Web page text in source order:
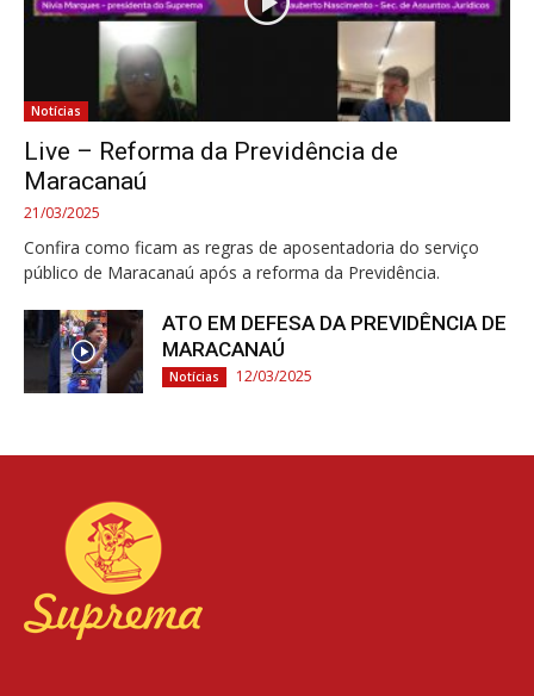
Notícias
Live – Reforma da Previdência de
Maracanaú
21/03/2025
Confira como ficam as regras de aposentadoria do serviço
público de Maracanaú após a reforma da Previdência.
ATO EM DEFESA DA PREVIDÊNCIA DE
MARACANAÚ
Notícias 12/03/2025